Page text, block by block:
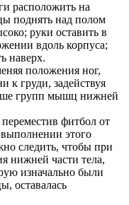
расположить на
поднять над полом
руки оставить в
вдоль корпуса;
наверх.
положения ног,
к груди, задействуя
групп мышц нижней
фитбол от
этого
следить, чтобы при
нижней части тела,
изначально были
оставалась